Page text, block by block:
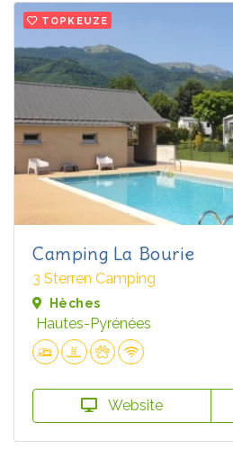
TOPKEUZE
Camping La Bourie
3 Sterren Camping
Hèches
Hautes-Pyrénées
Website